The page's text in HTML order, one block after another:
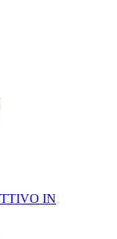
IN